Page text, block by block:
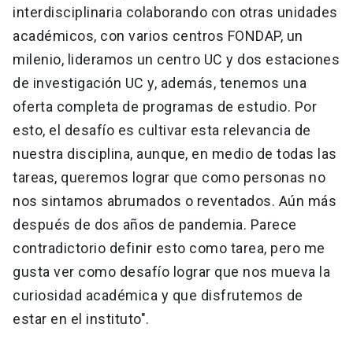
interdisciplinaria colaborando con otras unidades
académicos, con varios centros FONDAP, un
milenio, lideramos un centro UC y dos estaciones
de investigación UC y, además, tenemos una
oferta completa de programas de estudio. Por
esto, el desafío es cultivar esta relevancia de
nuestra disciplina, aunque, en medio de todas las
tareas, queremos lograr que como personas no
nos sintamos abrumados o reventados. Aún más
después de dos años de pandemia. Parece
contradictorio definir esto como tarea, pero me
gusta ver como desafío lograr que nos mueva la
curiosidad académica y que disfrutemos de
estar en el instituto".